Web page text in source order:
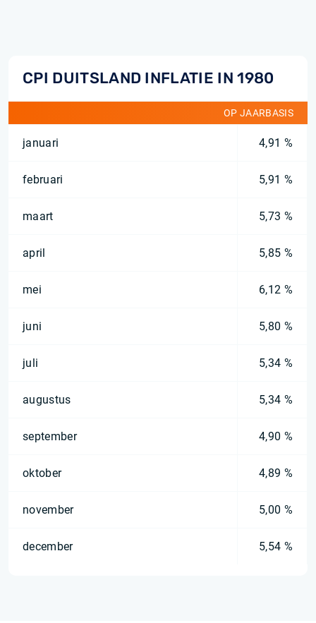
CPI DUITSLAND INFLATIE IN 1980
OP JAARBASIS
januari 4,91 %
februari 5,91 %
maart 5,73 %
april 5,85 %
mei 6,12 %
juni 5,80 %
juli 5,34 %
augustus 5,34 %
september 4,90 %
oktober 4,89 %
november 5,00 %
december 5,54 %